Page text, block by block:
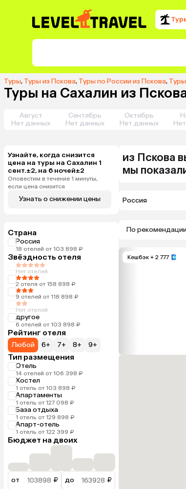
Туры, Туры из Пскова, Туры по России из Пскова,
Туры на Сахалин из
Август
Нет данных
Сентябрь
Нет данных
Октябрь
Нет данных
Узнайте, когда снизится
цена на туры на Сахалин 1
сент.±2, на 6 ночей±2
Оповестим в течение 1 минуты,
если цена снизится
Узнать о снижении цены
Страна
Россия
18 отелей от 103 898 ₽
Звёздность отеля
Нет отелей
2 отеля от 158 898 ₽
9 отелей от 118 898 ₽
Нет отелей
другое
6 отелей от 103 898 ₽
Рейтинг отеля
Любой 6+ 7+ 8+ 9+
Тип размещения
Отель
14 отелей от 106 398 ₽
Хостел
1 отель от 103 898 ₽
Апартаменты
1 отель от 127 098 ₽
База отдыха
1 отель от 129 898 ₽
Апарт-отель
1 отель от 122 399 ₽
Бюджет на двоих
от ₽ до ₽
из Пскова
мы
Россия
По
Кешбэк + 2 777